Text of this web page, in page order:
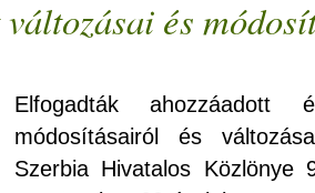
és
Elfogadták ahozzáadott
módosításairól és
Szerbia Hivatalos Közlönye